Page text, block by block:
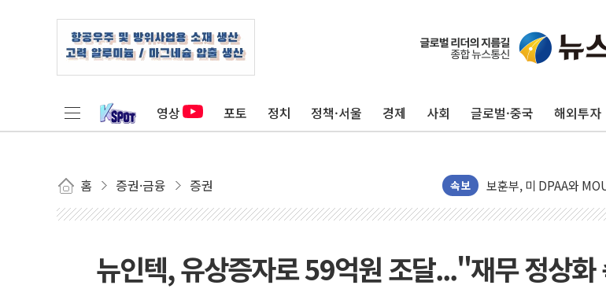
영상 포토 정치 정책·서울 경제 사회 글로벌·중국 해외투자
홈 증권·금융 증권 속보
[AI MY 뉴스] 뉴욕 반도
뉴욕증시 프리뷰, 美
[사진] 이슬람 수니파 3
뉴욕증시 개장 전 특징
트럼프 "금리 내려야"…
특정 정치인 측근 포항
李 대통령, '6시간 마라
트럼프, 中 겨냥 폴리실
뉴인텍, 유상증자로 59억원 조달..."재무 정상